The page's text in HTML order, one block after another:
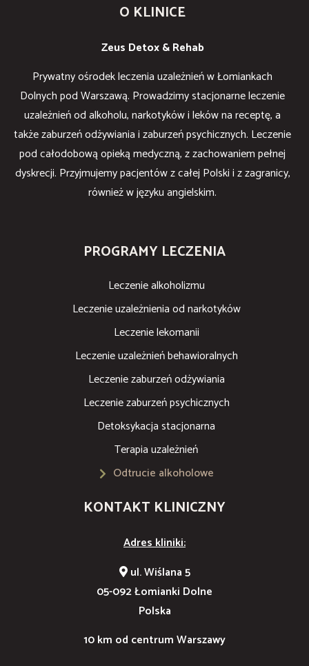
O KLINICE
Zeus Detox & Rehab
Prywatny ośrodek leczenia uzależnień w Łomiankach
Dolnych pod Warszawą. Prowadzimy stacjonarne leczenie
uzależnień od alkoholu, narkotyków i leków na receptę, a
także zaburzeń odżywiania i zaburzeń psychicznych. Leczenie
pod całodobową opieką medyczną, z zachowaniem pełnej
dyskrecji. Przyjmujemy pacjentów z całej Polski i z zagranicy,
również w języku angielskim.
PROGRAMY LECZENIA
Leczenie alkoholizmu
Leczenie uzależnienia od narkotyków
Leczenie lekomanii
Leczenie uzależnień behawioralnych
Leczenie zaburzeń odżywiania
Leczenie zaburzeń psychicznych
Detoksykacja stacjonarna
Terapia uzależnień
Odtrucie alkoholowe
KONTAKT KLINICZNY
Adres kliniki:
ul. Wiślana 5
05-092 Łomianki Dolne
Polska
10 km od centrum Warszawy